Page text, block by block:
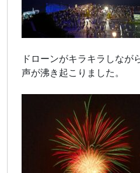
ドローンがキラキラしなが
声が沸き起こりました。